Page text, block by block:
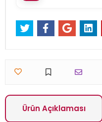
Ürün Açıklaması